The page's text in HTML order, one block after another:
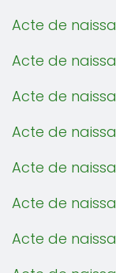
Acte de
Acte de
Acte de
Acte de
Acte de
Acte de
Acte de